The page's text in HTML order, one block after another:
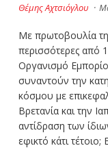
Θέμης Αχτσιόγλου ·
Με πρωτοβουλία
περισσότερες από
Οργανισμό
συναντούν την
κόσμου με
Βρετανία και την
αντίδραση των
εφικτό κάτι